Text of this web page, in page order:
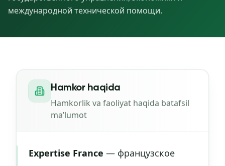
международной технической помощи.
Hamkor haqida
Hamkorlik va faoliyat haqida batafsil
maʼlumot
Expertise France — французское